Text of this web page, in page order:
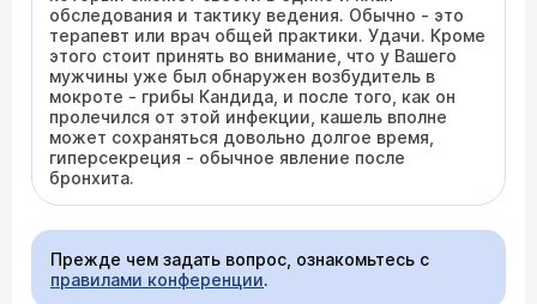
обследования и тактику ведения. Обычно - это
терапевт или врач общей практики. Удачи. Кроме
этого стоит принять во внимание, что у Вашего
мужчины уже был обнаружен возбудитель в
мокроте - грибы Кандида, и после того, как он
пролечился от этой инфекции, кашель вполне
может сохраняться довольно долгое время,
гиперсекреция - обычное явление после
бронхита.
Прежде чем задать вопрос, ознакомьтесь с
правилами конференции.